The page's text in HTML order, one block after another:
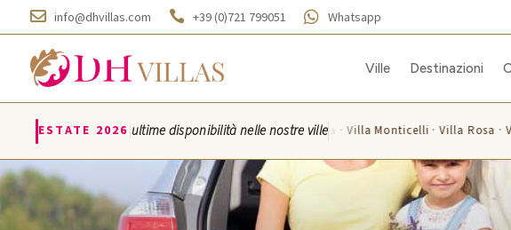
 info@dhvillas.com  +39 (0)721 799051  Whatsapp
Ville Destinazioni
ESTATE 2026 ultime disponibilità nelle nostre villeVilla Azzurra · Villa Monticelli · Villa Rosa ·